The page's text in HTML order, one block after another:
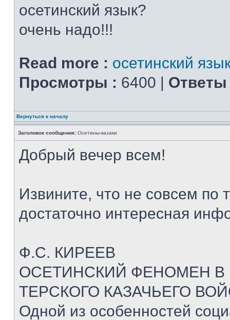
осетинский язык?
очень надо!!!
Read more : осетинский
Просмотры : 6400 | Ответы
Вернуться к началу
Заголовок сообщения: Осетины-казаки
Добрый вечер всем!
Извините, что не совсем по
достаточно интересная
Ф.С. КИРЕЕВ
ОСЕТИНСКИЙ ФЕНОМЕН В
ТЕРСКОГО КАЗАЧЬЕГО
Одной из особенностей